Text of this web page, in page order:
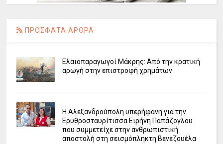
ΠΡΟΣΦΑΤΑ ΑΡΘΡΑ
Ελαιοπαραγωγοί Μάκρης: Από την κρατική
αρωγή στην επιστροφή χρημάτων
Η Αλεξανδρούπολη υπερήφανη για την
Ερυθροσταυρίτισσα Ειρήνη Παπάζογλου
που συμμετείχε στην ανθρωπιστική
αποστολή στη σεισμόπληκτη Βενεζουέλα